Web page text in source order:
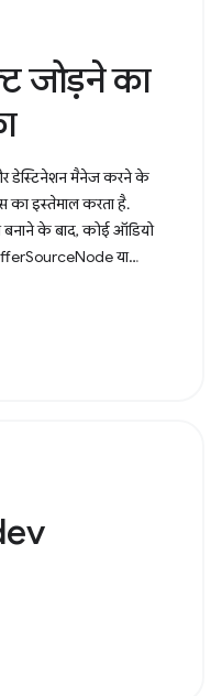
जोड़ने का
डेस्टिनेशन मैनेज करने के
इस्तेमाल करता है.
के बाद, कोई ऑडियो
या
के लिए, लागू